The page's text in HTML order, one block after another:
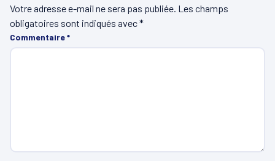
Votre adresse e-mail ne sera pas publiée. Les champs
obligatoires sont indiqués avec*
Commentaire*